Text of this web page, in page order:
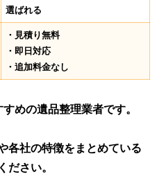
選ばれる
・見積り無料
・即日対応
・追加料金なし
めの遺品整理業者です。
各社の特徴をまとめている
ださい。